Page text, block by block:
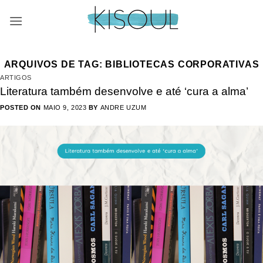
ARQUIVOS DE TAG: BIBLIOTECAS CORPORATIVAS
ARTIGOS
Literatura também desenvolve e até ‘cura a alma’
POSTED ON MAIO 9, 2023 BY ANDRE UZUM